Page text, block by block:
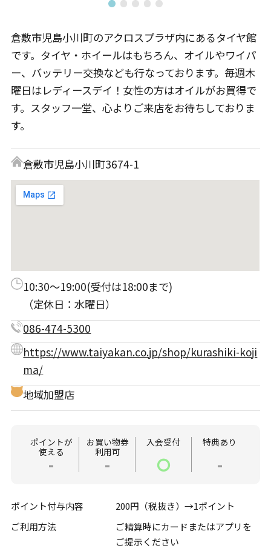
倉敷市児島小川町のアクロスプラザ内にあるタイヤ館
です。タイヤ・ホイールはもちろん、オイルやワイパ
ー、バッテリー交換なども行なっております。毎週木
曜日はレディースデイ！女性の方はオイルがお買得で
す。スタッフ一堂、心よりご来店をお待ちしておりま
す。
倉敷市児島小川町3674-1
10:30～19:00(受付は18:00まで)
（定休日：水曜日）
086-474-5300
https://www.taiyakan.co.jp/shop/kurashiki-koji
ma/
地域加盟店
ポイントが
使える
-
お買い物券
利用可
-
入会受付
〇
特典あり
-
ポイント付与内容
200円（税抜き）→1ポイント
ご利用方法
ご精算時にカードまたはアプリを
ご提示ください